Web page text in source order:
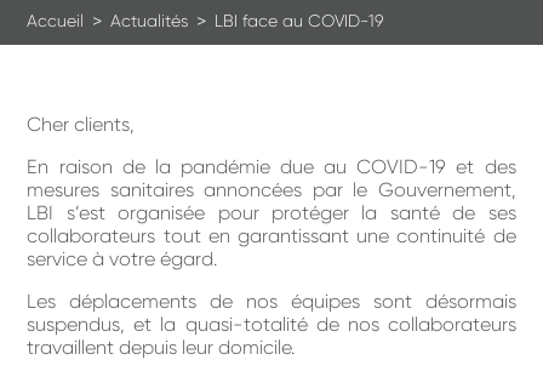
Accueil > Actualités > LBI face au COVID-19
Cher clients,
En raison de la pandémie due au COVID-19 et des
mesures sanitaires annoncées par le Gouvernement,
LBI s’est organisée pour protéger la santé de ses
collaborateurs tout en garantissant une continuité de
service à votre égard.
Les déplacements de nos équipes sont désormais
suspendus, et la quasi-totalité de nos collaborateurs
travaillent depuis leur domicile.